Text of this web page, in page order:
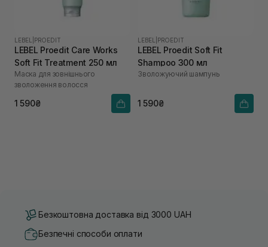
LEBEL PROEDIT
LEBEL Proedit Care Works
Soft Fit Treatment 250 мл
Маска для зовнішнього
зволоження волосся
1 590₴
LEBEL PROEDIT
LEBEL Proedit Soft Fit
Shampoo 300 мл
Зволожуючий шампунь
1 590₴
Безкоштовна доставка від 3000 UAH
Безпечні способи оплати